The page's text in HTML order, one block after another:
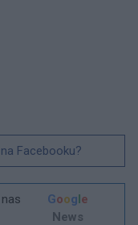
Facebooku?
Google
News